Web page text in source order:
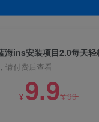
请付费后查看
¥ 9.9¥99